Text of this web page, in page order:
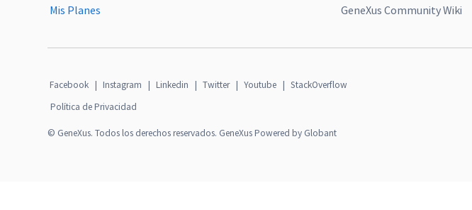
Mis Planes
GeneXus Community Wiki
Facebook | Instagram | Linkedin | Twitter | Youtube | StackOverflow
Política de Privacidad
© GeneXus. Todos los derechos reservados. GeneXus Powered by Globant